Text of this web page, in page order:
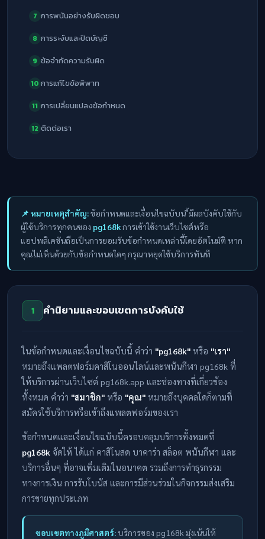
7 การพนันอย่างรับผิดชอบ
8 การระงับและปิดบัญชี
9 ข้อจำกัดความรับผิด
10 การแก้ไขข้อพิพาท
11 การเปลี่ยนแปลงข้อกำหนด
12 ติดต่อเรา
📌 หมายเหตุสำคัญ:ข้อกำหนดและเงื่อนไขฉบับน ี้มีผลบังคับใช้กับ
ผู้ใช้บริการทุกคนของ pg168kการเข้าใช้งานเว็บไซต์หรือ
แอปพลิเคชันถือเป็นการยอมรับข้อกำหนดเหล่านี้โดยอัตโนมัติ หาก
คุณไม่เห็นด้วยกับข้อกำหนดใดๆ กรุณาหยุดใช้บริการทันที
1 คำนิยามและขอบเขตการบังคับใช้
ในข้อกำหนดและเงื่อนไขฉบับนี้ คำว่า "pg168k" หรือ "เรา"
หมายถึงแพลตฟอร์มคาสิโนออนไลน์และพนันกีฬา pg168k ที่
ให้บริการผ่านเว็บไซต์ pg168k.app และช่องทางที่เกี่ยวข้อง
ทั้งหมด คำว่า "สมาชิก" หรือ "คุณ" หมายถึงบุคคลใดก็ตามที่
สมัครใช้บริการหรือเข้าถึงแพลตฟอร์มของเรา
ข้อกำหนดและเงื่อนไขฉบับนี้ครอบคลุมบริการทั้งหมดที่
pg168k จัดให้ ได้แก่ คาสิโนสด บาคาร่า สล็อต พนันกีฬา และ
บริการอื่นๆ ที่อาจเพิ่มเติมในอนาคต รวมถึงการทำธุรกรรม
ทางการเงิน การรับโบนัส และการมีส่วนร่วมในกิจกรรมส่งเสริม
การขายทุกประเภท
ขอบเขตทางภูมิศาสตร์: บริการของ pg168k มุ่งเน้นให้